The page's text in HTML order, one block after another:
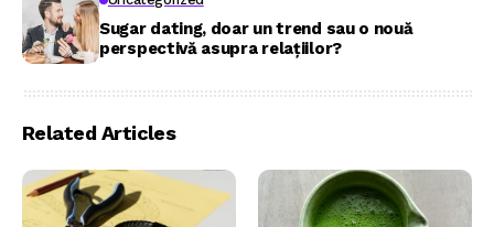
Sugar dating, doar un trend sau o nouă
perspectivă asupra relațiilor?
Related Articles